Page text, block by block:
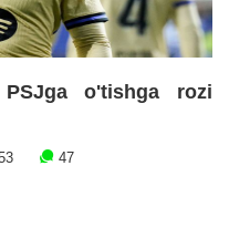
PSJga o'tishga rozi
47